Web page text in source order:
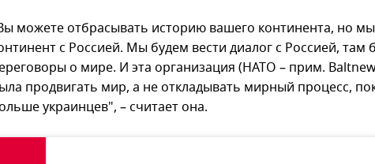
можете отбрасывать историю вашего континента, но
с Россией. Мы будем вести диалог с Россией, там
о мире. И эта организация (НАТО – прим.
продвигать мир, а не откладывать мирный процесс,
украинцев", – считает она.